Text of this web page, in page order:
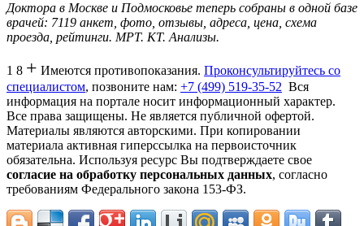
Доктора в Москве и Подмосковье теперь собраны в одной базе
врачей: 7119 анкет, фото, отзывы, адреса, цена, схема
проезда, рейтинги. МРТ. КТ. Анализы.
1 8 + Имеются противопоказания. Проконсультируйтесь со
специалистом, позвоните нам: +7 (499) 519-35-52 Вся
информация на портале носит информационный характер.
Все права защищены. Не является публичной офертой.
Материалы являются авторскими. При копировании
материала активная гиперссылка на первоисточник
обязательна. Используя ресурс Вы подтверждаете свое
согласие на обработку персональных данных, согласно
требованиям Федерального закона 153-ФЗ.